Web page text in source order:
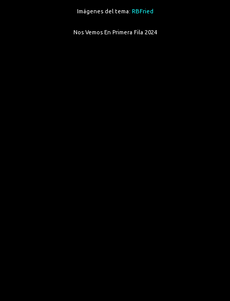
Imágenes del tema: RBFried
Nos Vemos En Primera Fila 2024